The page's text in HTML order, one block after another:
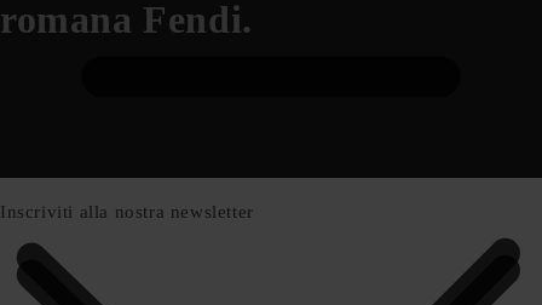
romana Fendi.
Inscriviti alla nostra newsletter